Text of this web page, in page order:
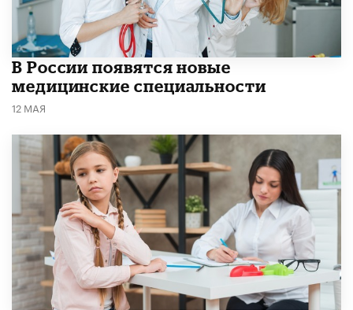
В России появятся новые
медицинские специальности
12 МАЯ